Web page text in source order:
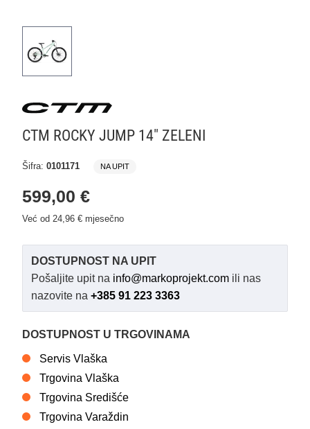
CTM ROCKY JUMP 14" ZELENI
Šifra: 0101171 NA UPIT
599,00 €
Već od 24,96 € mjesečno
DOSTUPNOST NA UPIT
Pošaljite upit na info@markoprojekt.com ili nas
nazovite na +385 91 223 3363
DOSTUPNOST U TRGOVINAMA
Servis Vlaška
Trgovina Vlaška
Trgovina Središće
Trgovina Varaždin